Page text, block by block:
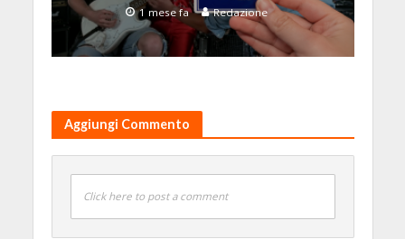
1 mese fa Redazione
Aggiungi Commento
Click here to post a comment